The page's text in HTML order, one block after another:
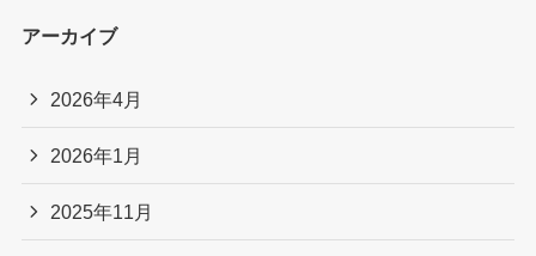
アーカイブ
2026年4月
2026年1月
2025年11月